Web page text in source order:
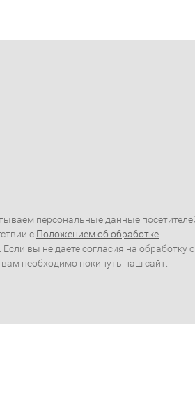
персональные данные
с Положением об обработке
. Если вы не даете согласия на обработку
необходимо покинуть наш сайт.